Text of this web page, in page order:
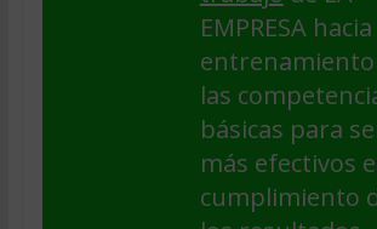
EMPRESA
entrenamiento
las
básicas para
más efectivos
cumplimiento